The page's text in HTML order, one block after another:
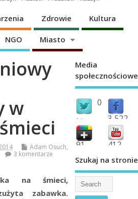
Zdrowie Kultura
NGO Miasto
w
Adam Osuch,
3 komentarze
na śmieci,
zabawka.
Media
społecznościowe
0
followers 3,522
fans
91 412
Szukaj na stronie